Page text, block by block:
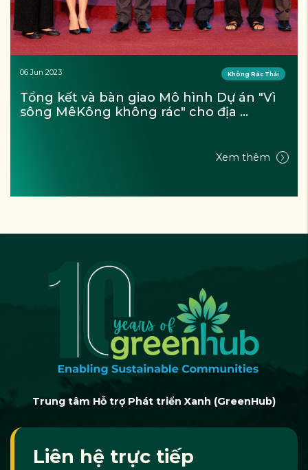
22 May 2023 Vì sông Mê Kông không rác
Thông báo kết quả cuộc thi Thiết kế
Poster "Hãy để dòng sông thở"
Xem thêm
Trung tâm Hỗ trợ Phát triển Xanh (GreenHub)
Liên hệ trực tiếp